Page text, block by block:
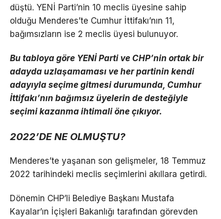
düştü. YENİ Parti’nin 10 meclis üyesine sahip
olduğu Menderes’te Cumhur İttifakı’nın 11,
bağımsızların ise 2 meclis üyesi bulunuyor.
Bu tabloya göre YENİ Parti ve CHP’nin ortak bir
adayda uzlaşamaması ve her partinin kendi
adayıyla seçime gitmesi durumunda, Cumhur
İttifakı’nın bağımsız üyelerin de desteğiyle
seçimi kazanma ihtimali öne çıkıyor.
2022’DE NE OLMUŞTU?
Menderes’te yaşanan son gelişmeler, 18 Temmuz
2022 tarihindeki meclis seçimlerini akıllara getirdi.
Dönemin CHP’li Belediye Başkanı Mustafa
Kayalar’ın İçişleri Bakanlığı tarafından görevden